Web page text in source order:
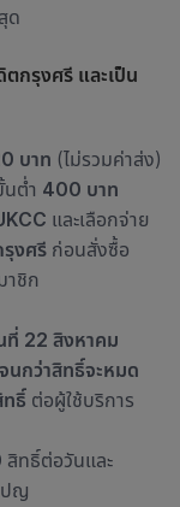
ด
ตกรุงศรี และเป็น
บาท (ไม่รวมค่าส่ง)
ต่ำ 400 บาท
และเลือกจ่าย
งศรี ก่อนสั่งซื้อ
าชิก
ที่ 22 สิงหาคม
กว่าสิทธิ์จะหมด
ธิ์ ต่อผู้ใช้บริการ
สิทธิ์ต่อวันและ
ปญ